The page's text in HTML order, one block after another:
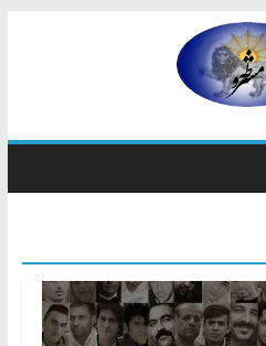
مشروطه
مشروطه
حزب
راه
و
شیوه